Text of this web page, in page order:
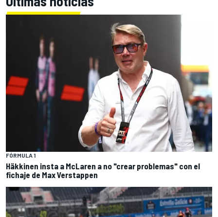
FÓRMULA 1
Häkkinen insta a McLaren a no "crear problemas" con el
fichaje de Max Verstappen